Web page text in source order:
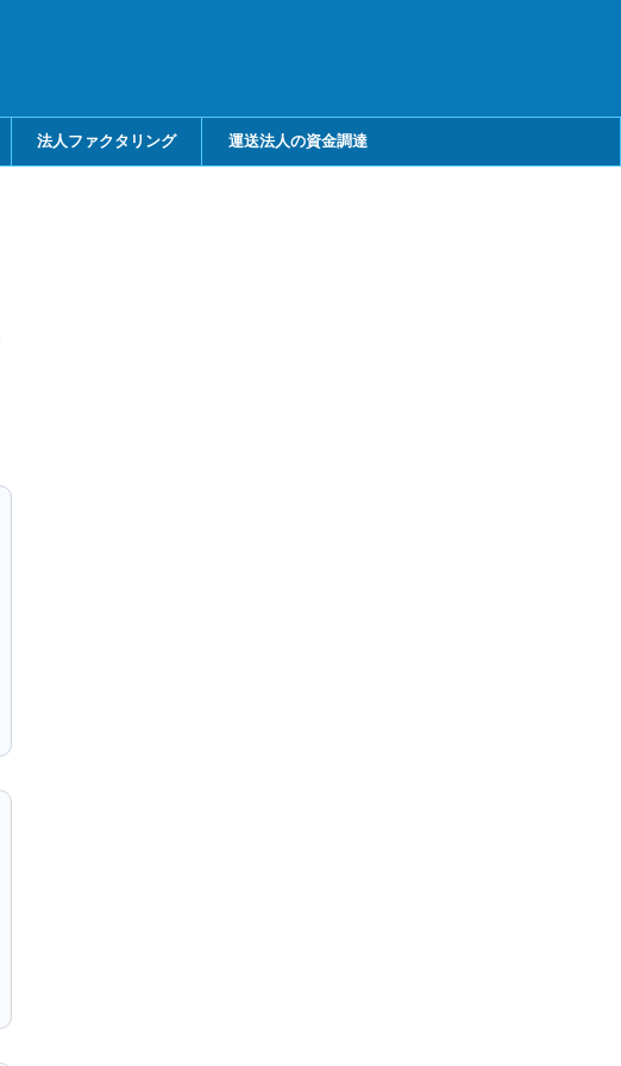
法人ファクタリング 運送法人の資金調達